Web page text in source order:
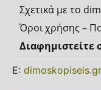
Σχετικά με το
Όροι χρήσης –
Διαφημιστείτε
Ε: